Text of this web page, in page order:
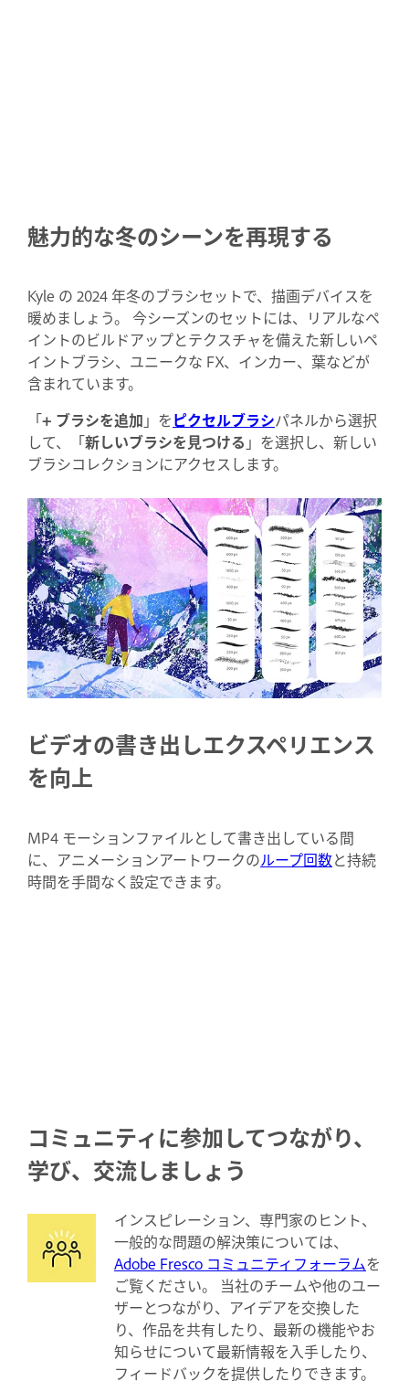
魅力的な冬のシーンを再現する
Kyle の 2024 年冬のブラシセットで、描画デバイスを
暖めましょう。 今シーズンのセットには、リアルなペ
イントのビルドアップとテクスチャを備えた新しいペ
イントブラシ、ユニークな FX、インカー、葉などが
含まれています。
「+ ブラシを追加 」をピクセルブラシパネルから選択
して、「新しいブラシを見つける 」を選択し、新しい
ブラシコレクションにアクセスします。
ビデオの書き出しエクスペリエンス
を向上
MP4 モーションファイルとして書き出している間
に、アニメーションアートワークのループ回数と持続
時間を手間なく設定できます。
コミュニティに参加してつながり、
学び、交流しましょう
インスピレーション、専門家のヒント、
一般的な問題の解決策については、
Adobe Fresco コミュニティフォーラムを
ご覧ください。 当社のチームや他のユー
ザーとつながり、アイデアを交換した
り、作品を共有したり、最新の機能やお
知らせについて最新情報を入手したり、
フィードバックを提供したりできます。